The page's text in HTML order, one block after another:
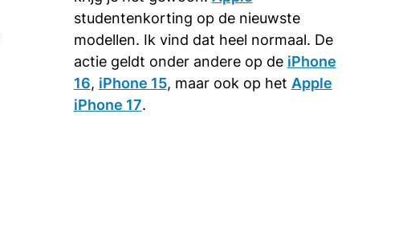
studentenkorting op de nieuwste
modellen. Ik vind dat heel normaal. De
actie geldt onder andere op de iPhone
16, iPhone 15, maar ook op het Apple
iPhone 17.